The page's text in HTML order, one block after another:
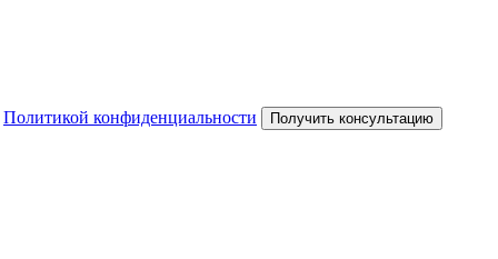
Политикой конфиденциальности Получить консультацию